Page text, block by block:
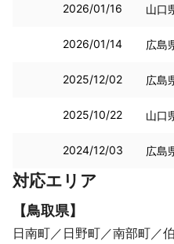
2026/01/16 山口
2026/01/14 広島
2025/12/02 広島
2025/10/22 山口
2024/12/03 広島
対応エリア
【鳥取県】
日南町 日野町 南部町